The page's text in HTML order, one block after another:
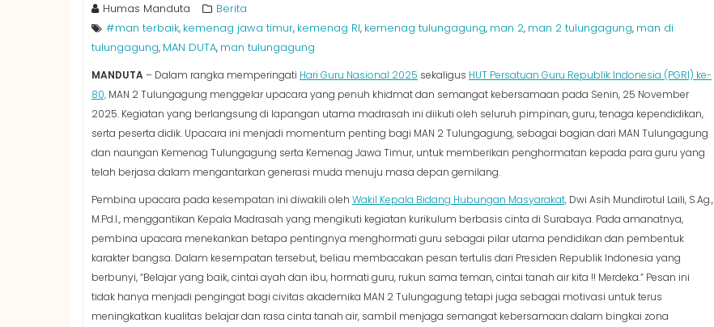
Humas Manduta
Berita
#man terbaik, kemenag jawa timur, kemenag RI, kemenag tulungagung, man 2, man 2 tulungagung, man di
tulungagung, MAN DUTA, man tulungagung
MANDUTA– Dalam rangka memperingati Hari Guru Nasional 2025 sekaligus HUT Persatuan Guru Republik Indonesia (PGRI) ke-
80, MAN 2 Tulungagung menggelar upacara yang penuh khidmat dan semangat kebersamaan pada Senin, 25 November
2025. Kegiatan yang berlangsung di lapangan utama madrasah ini diikuti oleh seluruh pimpinan, guru, tenaga kependidikan,
serta peserta didik. Upacara ini menjadi momentum penting bagi MAN 2 Tulungagung, sebagai bagian dari MAN Tulungagung
dan naungan Kemenag Tulungagung serta Kemenag Jawa Timur, untuk memberikan penghormatan kepada para guru yang
telah berjasa dalam mengantarkan generasi muda menuju masa depan gemilang.
Pembina upacara pada kesempatan ini diwakili oleh Wakil Kepala Bidang Hubungan Masyarakat, Dwi Asih Mundirotul Laili, S.Ag.,
M.Pd.I., menggantikan Kepala Madrasah yang mengikuti kegiatan kurikulum berbasis cinta di Surabaya. Pada amanatnya,
pembina upacara menekankan betapa pentingnya menghormati guru sebagai pilar utama pendidikan dan pembentuk
karakter bangsa. Dalam kesempatan tersebut, beliau membacakan pesan tertulis dari Presiden Republik Indonesia yang
berbunyi, “Belajar yang baik, cintai ayah dan ibu, hormati guru, rukun sama teman, cintai tanah air kita !! Merdeka.” Pesan ini
tidak hanya menjadi pengingat bagi civitas akademika MAN 2 Tulungagung tetapi juga sebagai motivasi untuk terus
meningkatkan kualitas belajar dan rasa cinta tanah air, sambil menjaga semangat kebersamaan dalam bingkai zona